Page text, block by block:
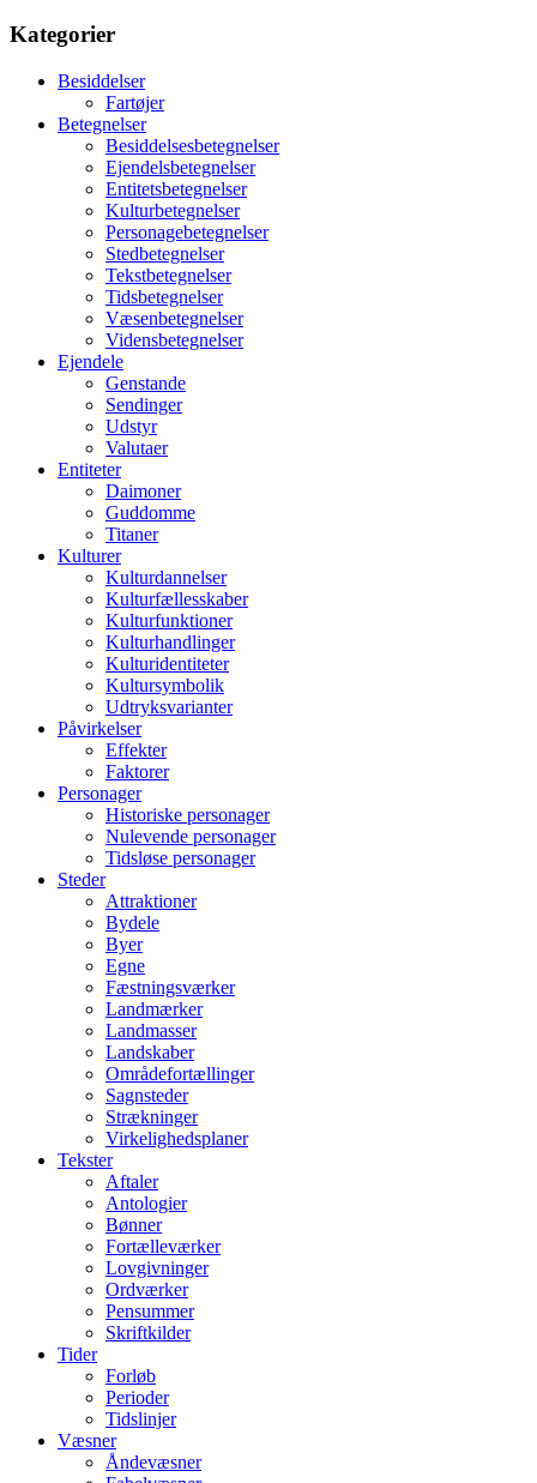
Kategorier
Besiddelser
Fartøjer
Betegnelser
Besiddelsesbetegnelser
Ejendelsbetegnelser
Entitetsbetegnelser
Kulturbetegnelser
Personagebetegnelser
Stedbetegnelser
Tekstbetegnelser
Tidsbetegnelser
Væsenbetegnelser
Vidensbetegnelser
Ejendele
Genstande
Sendinger
Udstyr
Valutaer
Entiteter
Daimoner
Guddomme
Titaner
Kulturer
Kulturdannelser
Kulturfællesskaber
Kulturfunktioner
Kulturhandlinger
Kulturidentiteter
Kultursymbolik
Udtryksvarianter
Påvirkelser
Effekter
Faktorer
Personager
Historiske personager
Nulevende personager
Tidsløse personager
Steder
Attraktioner
Bydele
Byer
Egne
Fæstningsværker
Landmærker
Landmasser
Landskaber
Områdefortællinger
Sagnsteder
Strækninger
Virkelighedsplaner
Tekster
Aftaler
Antologier
Bønner
Fortælleværker
Lovgivninger
Ordværker
Pensummer
Skriftkilder
Tider
Forløb
Perioder
Tidslinjer
Væsner
Åndevæsner